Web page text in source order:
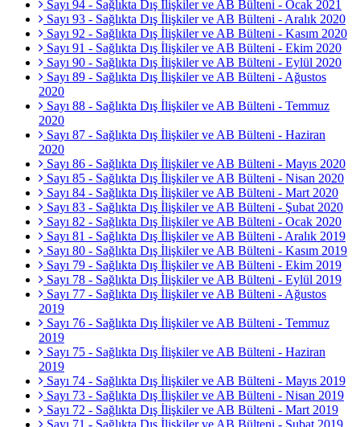
Sayı 94 - Sağlıkta Dış İlişkiler ve AB Bülteni - Ocak 2021
Sayı 93 - Sağlıkta Dış İlişkiler ve AB Bülteni - Aralık 2020
Sayı 92 - Sağlıkta Dış İlişkiler ve AB Bülteni - Kasım 2020
Sayı 91 - Sağlıkta Dış İlişkiler ve AB Bülteni - Ekim 2020
Sayı 90 - Sağlıkta Dış İlişkiler ve AB Bülteni - Eylül 2020
Sayı 89 - Sağlıkta Dış İlişkiler ve AB Bülteni - Ağustos
2020
Sayı 88 - Sağlıkta Dış İlişkiler ve AB Bülteni - Temmuz
2020
Sayı 87 - Sağlıkta Dış İlişkiler ve AB Bülteni - Haziran
2020
Sayı 86 - Sağlıkta Dış İlişkiler ve AB Bülteni - Mayıs 2020
Sayı 85 - Sağlıkta Dış İlişkiler ve AB Bülteni - Nisan 2020
Sayı 84 - Sağlıkta Dış İlişkiler ve AB Bülteni - Mart 2020
Sayı 83 - Sağlıkta Dış İlişkiler ve AB Bülteni - Şubat 2020
Sayı 82 - Sağlıkta Dış İlişkiler ve AB Bülteni - Ocak 2020
Sayı 81 - Sağlıkta Dış İlişkiler ve AB Bülteni - Aralık 2019
Sayı 80 - Sağlıkta Dış İlişkiler ve AB Bülteni - Kasım 2019
Sayı 79 - Sağlıkta Dış İlişkiler ve AB Bülteni - Ekim 2019
Sayı 78 - Sağlıkta Dış İlişkiler ve AB Bülteni - Eylül 2019
Sayı 77 - Sağlıkta Dış İlişkiler ve AB Bülteni - Ağustos
2019
Sayı 76 - Sağlıkta Dış İlişkiler ve AB Bülteni - Temmuz
2019
Sayı 75 - Sağlıkta Dış İlişkiler ve AB Bülteni - Haziran
2019
Sayı 74 - Sağlıkta Dış İlişkiler ve AB Bülteni - Mayıs 2019
Sayı 73 - Sağlıkta Dış İlişkiler ve AB Bülteni - Nisan 2019
Sayı 72 - Sağlıkta Dış İlişkiler ve AB Bülteni - Mart 2019
Sayı 71 - Sağlıkta Dış İlişkiler ve AB Bülteni - Şubat 2019